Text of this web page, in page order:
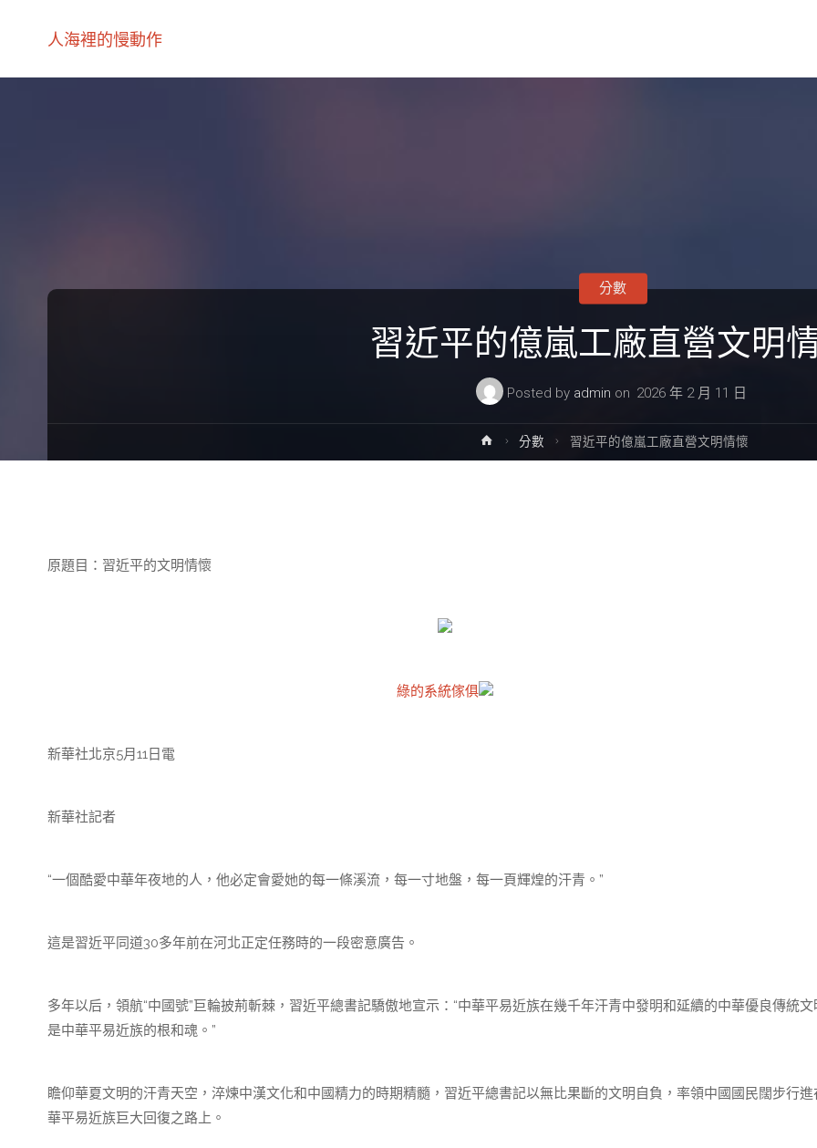
人海裡的慢動作
習近平的億嵐工廠直營文明
Posted by admin on 2026 年 2 月 11 日
分數
Home分數 習近平的億嵐工廠直營文明情懷
原題目：習近平的文明情懷
綠的系統傢俱
新華社北京5月11日電
新華社記者
“一個酷愛中華年夜地的人，他必定會愛她的每一條溪流，每一寸地盤，每一頁輝煌的汗青。”
這是習近平同道30多年前在河北正定任務時的一段密意廣告。
多年以后，領航“中國號”巨輪披荊斬棘，習近平總書記驕傲地宣示：“中華平易近族在幾千年汗青中發明和延續的中華優良傳統文
是中華平易近族的根和魂。”
瞻仰華夏文明的汗青天空，淬煉中漢文化和中國精力的時期精髓，習近平總書記以無比果斷的文明自負，率領中國國民闊步行進
華平易近族巨大回復之路上。